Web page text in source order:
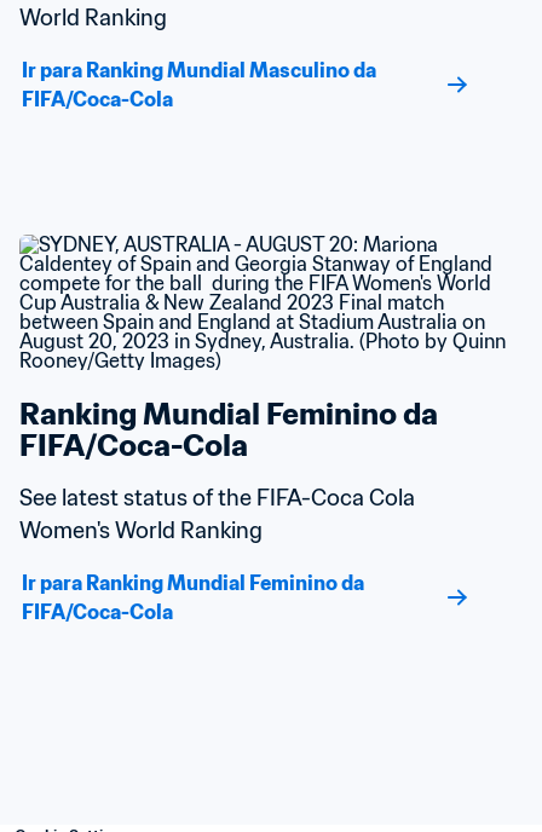
World Ranking
Ir para Ranking Mundial Masculino da
FIFA/Coca-Cola
Ranking Mundial Feminino da
FIFA/Coca-Cola
See latest status of the FIFA-Coca Cola
Women's World Ranking
Ir para Ranking Mundial Feminino da
FIFA/Coca-Cola